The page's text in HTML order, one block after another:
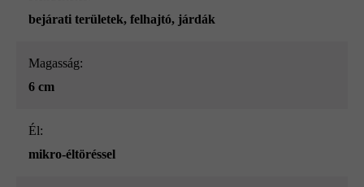
bejárati területek, felhajtó, járdák
Magasság:
6 cm
él:
mikro-éltöréssel